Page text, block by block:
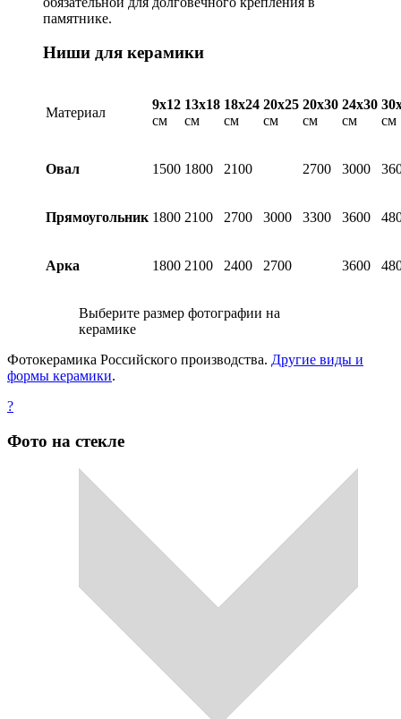
памятнике.
Ниши для керамики
Материал
9х12
см
13х18
см
18х24
см
20х25
см
20х30
см
24х30
см
см
Овал 1500 1800 2100 2700 3000
Прямоугольник 1800 2100 2700 3000 3300 3600
Арка 1800 2100 2400 2700 3600
Выберите размер фотографии на
керамике
Фотокерамика Российского производства. Другие виды и
формы керамики.
?
Фото на стекле